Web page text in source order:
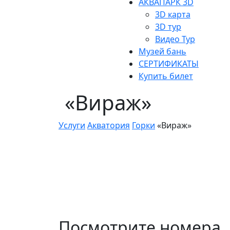
3D карта
3D тур
Видео Тур
Музей бань
СЕРТИФИКАТЫ
Купить билет
«Вираж»
Услуги Акватория Горки «Вираж»